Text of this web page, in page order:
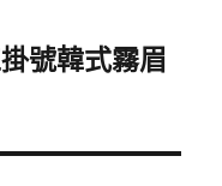
號韓式霧眉